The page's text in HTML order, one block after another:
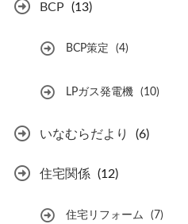
BCP (13)
BCP策定 (4)
LPガス発電機 (10)
いなむらだより (6)
住宅関係 (12)
住宅リフォーム (7)